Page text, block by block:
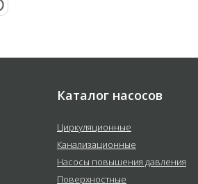
Каталог насосов
Циркуляционные
Канализационные
Насосы повышения давления
Поверхностные